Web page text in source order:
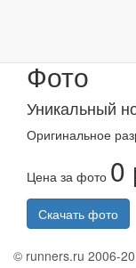
Фото
Уникальный
Оригинальное
Цена за фото 0
Скачать фото
© runners.ru 2006-